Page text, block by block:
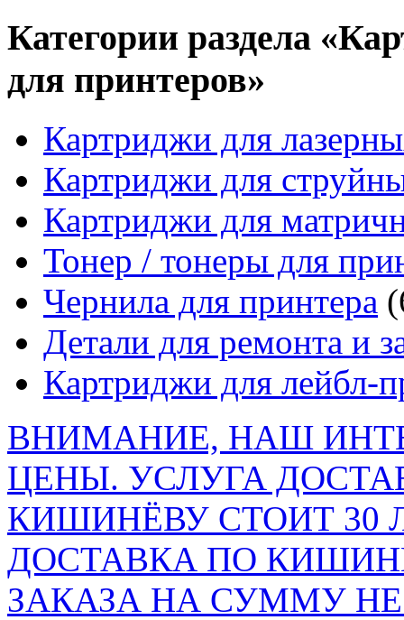
Категории раздела
для принтеров»
Картриджи для
Картриджи для
Картриджи для
Тонер / тонеры для
Чернила для принтера
Детали для ремонта и
Картриджи для лейбл-
ВНИМАНИЕ, НАШ
ЦЕНЫ. УСЛУГА
КИШИНЁВУ СТОИТ 30
ДОСТАВКА ПО
ЗАКАЗА НА СУММУ НЕ